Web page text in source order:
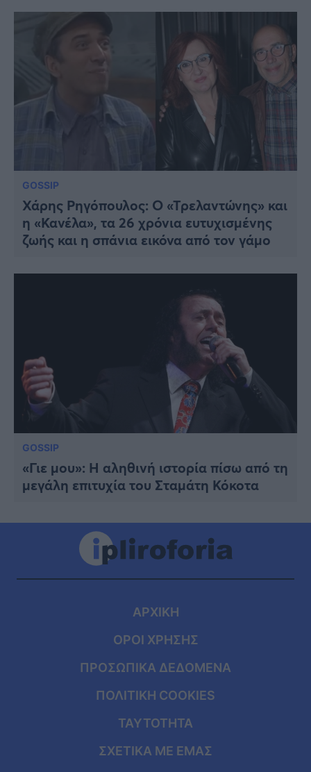
GOSSIP
Χάρης Ρηγόπουλος: Ο «Τρελαντώνης» και
η «Κανέλα», τα 26 χρόνια ευτυχισμένης
ζωής και η σπάνια εικόνα από τον γάμο
GOSSIP
«Γιε μου»: Η αληθινή ιστορία πίσω από τη
μεγάλη επιτυχία του Σταμάτη Κόκοτα
ΑΡΧΙΚΗ
ΟΡΟΙ ΧΡΗΣΗΣ
ΠΡΟΣΩΠΙΚΑ ΔΕΔΟΜΕΝΑ
ΠΟΛΙΤΙΚΗ COOKIES
ΤΑΥΤΟΤΗΤΑ
ΣΧΕΤΙΚΑ ΜΕ ΕΜΑΣ